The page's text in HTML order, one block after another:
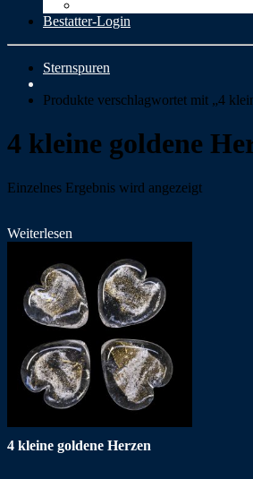
Bestatter-Login
Sternspuren
Produkte verschlagwortet mit „4
4 kleine goldene
Einzelnes Ergebnis wird angezeigt
Weiterlesen
4 kleine goldene Herzen